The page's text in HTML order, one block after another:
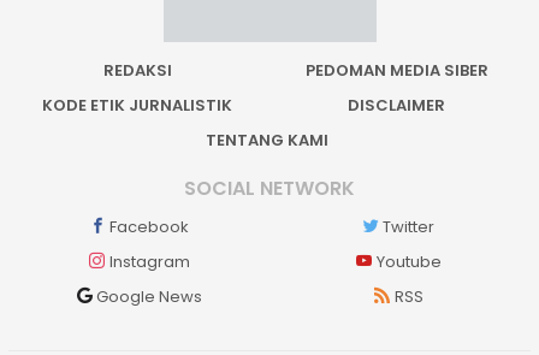
REDAKSI
PEDOMAN MEDIA SIBER
KODE ETIK JURNALISTIK
DISCLAIMER
TENTANG KAMI
SOCIAL NETWORK
Facebook
Twitter
Instagram
Youtube
Google News
RSS